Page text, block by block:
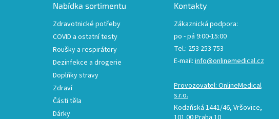
Nabídka sortimentu
Zdravotnické potřeby
COVID a ostatní testy
Roušky a respirátory
Dezinfekce a drogerie
Doplňky stravy
Zdraví
Části těla
Dárky
Kontakty
Zákaznická podpora:
po - pá 9:00-15:00
Tel.: 253 253 753
E-mail:info@onlinemedical.cz
Provozovatel: OnlineMedical
s.r.o.
Kodaňská 1441/46, Vršovice,